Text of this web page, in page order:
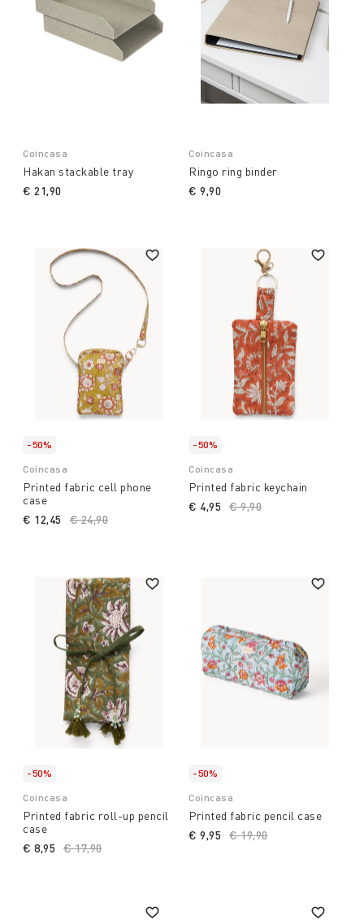
Coincasa
Hakan stackable tray
€ 21,90
Coincasa
Ringo ring binder
€ 9,90
-50%
Coincasa
Printed fabric cell phone
case
Price reduced from
€ 24,90
€ 12,45
-50%
Coincasa
Printed fabric keychain
Price reduced from
€ 9,90
€ 4,95
-50%
Coincasa
Printed fabric roll-up pencil
case
Price reduced from
€ 17,90to
€ 8,95
-50%
Coincasa
Printed fabric pencil case
Price reduced from
€ 19,90to
€ 9,95